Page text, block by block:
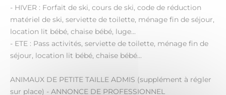
- HIVER : Forfait de ski, cours de ski, code de réduction
matériel de ski, serviette de toilette, ménage fin de séjour,
location lit bébé, chaise bébé, luge...
- ETE : Pass activités, serviette de toilette, ménage fin de
séjour, location lit bébé, chaise bébé...
ANIMAUX DE PETITE TAILLE ADMIS (supplément à régler
sur place) - ANNONCE DE PROFESSIONNEL